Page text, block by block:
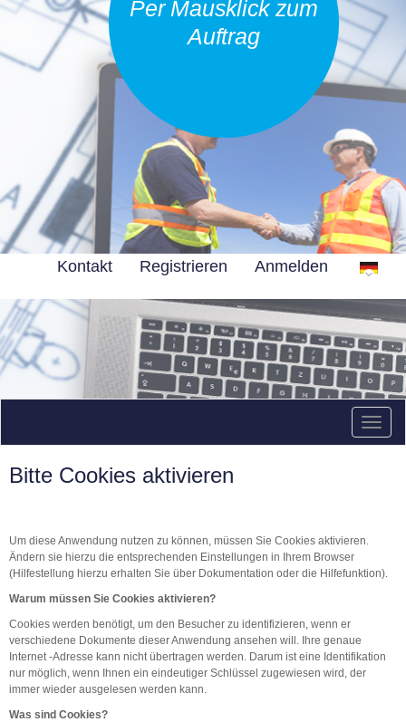
Per Mausklick zum
Auftrag
Kontakt Registrieren Anmelden
Bitte Cookies aktivieren
Um diese Anwendung nutzen zu können, müssen Sie Cookies aktivieren.
Ändern sie hierzu die entsprechenden Einstellungen in Ihrem Browser
(Hilfestellung hierzu erhalten Sie über Dokumentation oder die Hilfefunktion).
Warum müssen Sie Cookies aktivieren?
Cookies werden benötigt, um den Besucher zu identifizieren, wenn er
verschiedene Dokumente dieser Anwendung ansehen will. Ihre genaue
Internet-Adresse kann nicht übertragen werden. Darum ist eine Identifikation
nur möglich, wenn Ihnen ein eindeutiger Schlüssel zugewiesen wird, der
immer wieder ausgelesen werden kann.
Was sind Cookies?